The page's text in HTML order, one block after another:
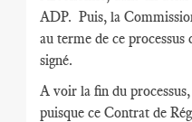
ADP. Puis, la
au terme de ce
signé.
A voir la fin du
puisque ce Contrat de